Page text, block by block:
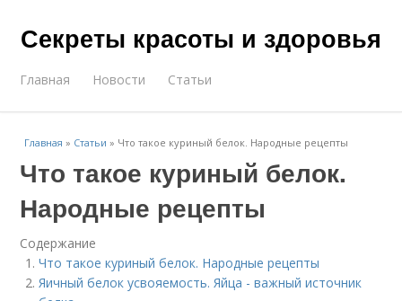
Секреты красоты и здоровья
Главная Новости Статьи
Главная » Статьи » Что такое куриный белок. Народные рецепты
Что такое куриный белок.
Народные рецепты
Содержание
Что такое куриный белок. Народные рецепты
Яичный белок усвояемость. Яйца - важный источник